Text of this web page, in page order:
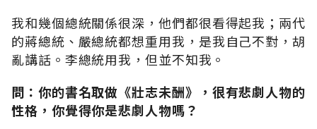
我和幾個總統關係很深，他們都很看得起我；兩代
的蔣總統、嚴總統都想重用我，是我自己不對，胡
亂講話。李總統用我，但並不知我。
問：你的書名取做《壯志未酬》，很有悲劇人物的
性格，你覺得你是悲劇人物嗎？